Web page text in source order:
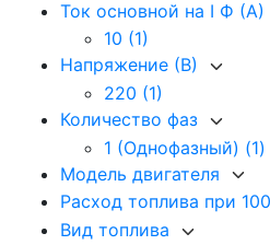
Ток основной на I Ф (А)
10 (1)
Напряжение (В)
220 (1)
Количество фаз
1 (Однофазный) (1)
Модель двигателя
Расход топлива при
Вид топлива